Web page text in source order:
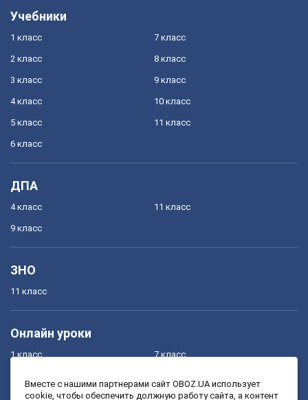
Учебники
1 класс
2 класс
3 класс
4 класс
5 класс
6 класс
7 класс
8 класс
9 класс
10 класс
11 класс
ДПА
4 класс
9 класс
11 класс
ЗНО
11 класс
Онлайн уроки
1 класс
3 класс
7 класс
9 класс
Вместе с нашими партнерами сайт OBOZ.UA использует
cookie, чтобы обеспечить должную работу сайта, а контент